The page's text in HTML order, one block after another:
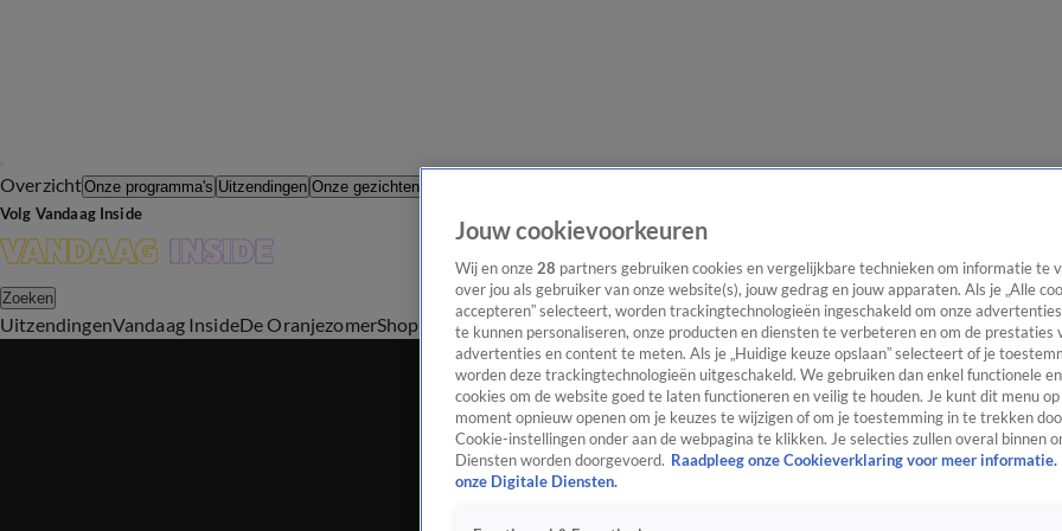
OverzichtOnze programma's Uitzendingen Onze gezichten
Volg Vandaag Inside
Zoeken
UitzendingenVandaag InsideDe OranjezomerShop Uitzending bijwonen
Jouw cookievoorkeuren
Wij en onze 28 partners gebruiken cookies en vergelijkbare technieken om informatie te
over jou als gebruiker van onze website(s), jouw gedrag en jouw apparaten. Als je „Alle
accepteren” selecteert, worden trackingtechnologieën ingeschakeld om onze
te kunnen personaliseren, onze producten en diensten te verbeteren en om de prestaties
advertenties en content te meten. Als je „Huidige keuze opslaan” selecteert of je
worden deze trackingtechnologieën uitgeschakeld. We gebruiken dan enkel functionele
cookies om de website goed te laten functioneren en veilig te houden. Je kunt dit menu
moment opnieuw openen om je keuzes te wijzigen of om je toestemming in te trekken
Cookie-instellingen onder aan de webpagina te klikken. Je selecties zullen overal binnen
Diensten worden doorgevoerd. Raadpleeg onze Cookieverklaring voor meer informatie.
onze Digitale Diensten.